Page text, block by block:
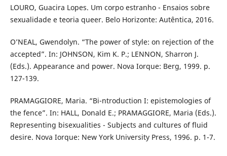
LOURO, Guacira Lopes. Um corpo estranho - Ensaios sobre
sexualidade e teoria queer. Belo Horizonte: Autêntica, 2016.
O’NEAL, Gwendolyn. “The power of style: on rejection of the
accepted”. In: JOHNSON, Kim K. P.; LENNON, Sharron J.
(Eds.). Appearance and power. Nova Iorque: Berg, 1999. p.
127-139.
PRAMAGGIORE, Maria. “Bi-ntroduction I: epistemologies of
the fence”. In: HALL, Donald E.; PRAMAGGIORE, Maria (Eds.).
Representing bisexualities - Subjects and cultures of fluid
desire. Nova Iorque: New York University Press, 1996. p. 1-7.